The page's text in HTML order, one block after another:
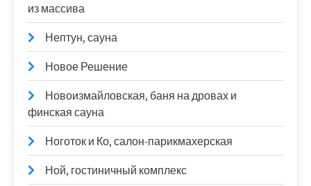
из массива
Нептун, сауна
Новое Решение
Новоизмайловская, баня на дровах и
финская сауна
Ноготок и Ко, салон-парикмахерская
Ной, гостиничный комплекс